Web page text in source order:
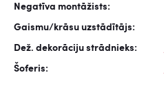
Negatīva montāžists:
Gaismu/krāsu uzstādītājs:
Dež. dekorāciju strādnieks:
Šoferis: